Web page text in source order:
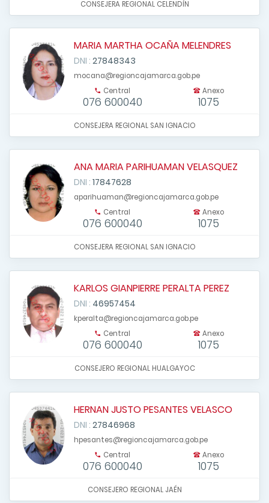
CONSEJERA REGIONAL CELENDÍN
MARIA MARTHA OCAÑA MELENDRES
DNI : 27848343
mocana@regioncajamarca.gob.pe
Central
076 600040
Anexo
1075
CONSEJERA REGIONAL SAN IGNACIO
ANA MARIA PARIHUAMAN VELASQUEZ
DNI : 17847628
aparihuaman@regioncajamarca.gob.pe
Central
076 600040
Anexo
1075
CONSEJERA REGIONAL SAN IGNACIO
KARLOS GIANPIERRE PERALTA PEREZ
DNI : 46957454
kperalta@regioncajamarca.gob.pe
Central
076 600040
Anexo
1075
CONSEJERO REGIONAL HUALGAYOC
HERNAN JUSTO PESANTES VELASCO
DNI : 27846968
hpesantes@regioncajamarca.gob.pe
Central
076 600040
Anexo
1075
CONSEJERO REGIONAL JAÉN